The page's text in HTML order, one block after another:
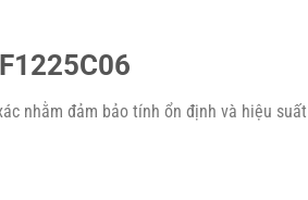
nhằm đảm bảo tính ổn định và hiệu